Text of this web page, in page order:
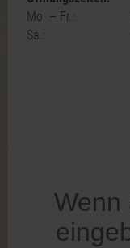
Mo. – Fr.:
Sa.: